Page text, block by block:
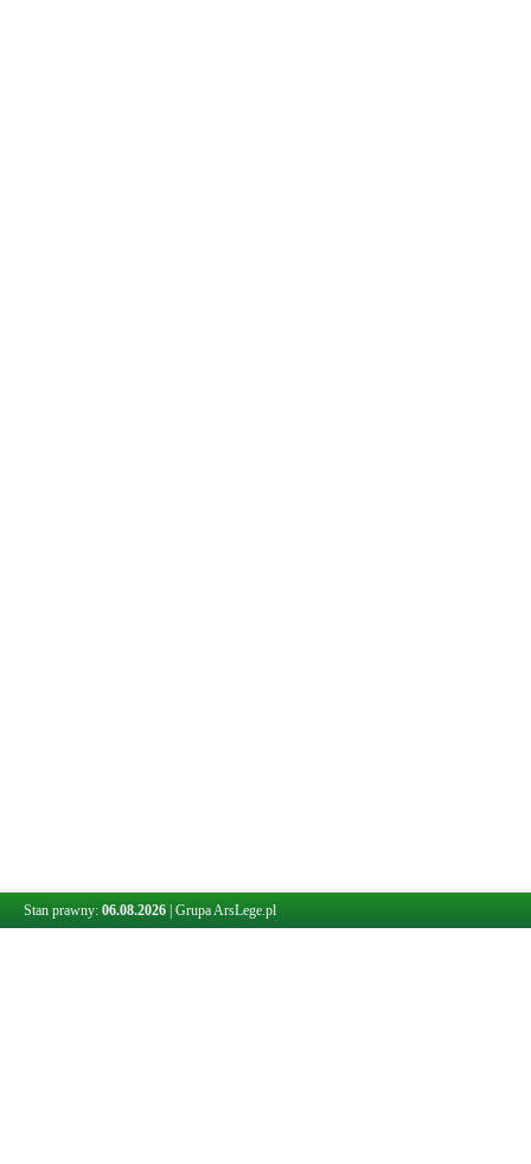
Stan prawny: 06.08.2026 Grupa ArsLege.pl